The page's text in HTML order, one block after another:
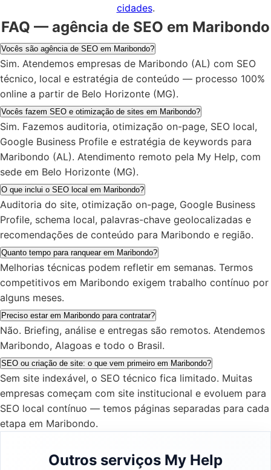
cidades.
FAQ — agência de SEO em Maribondo
Vocês são agência de SEO em Maribondo?
Sim. Atendemos empresas de Maribondo (AL) com SEO
técnico, local e estratégia de conteúdo — processo 100%
online a partir de Belo Horizonte (MG).
Vocês fazem SEO e otimização de sites em Maribondo?
Sim. Fazemos auditoria, otimização on-page, SEO local,
Google Business Profile e estratégia de keywords para
Maribondo (AL). Atendimento remoto pela My Help, com
sede em Belo Horizonte (MG).
O que inclui o SEO local em Maribondo?
Auditoria do site, otimização on-page, Google Business
Profile, schema local, palavras-chave geolocalizadas e
recomendações de conteúdo para Maribondo e região.
Quanto tempo para ranquear em Maribondo?
Melhorias técnicas podem refletir em semanas. Termos
competitivos em Maribondo exigem trabalho contínuo por
alguns meses.
Preciso estar em Maribondo para contratar?
Não. Briefing, análise e entregas são remotos. Atendemos
Maribondo, Alagoas e todo o Brasil.
SEO ou criação de site: o que vem primeiro em Maribondo?
Sem site indexável, o SEO técnico fica limitado. Muitas
empresas começam com site institucional e evoluem para
SEO local contínuo — temos páginas separadas para cada
etapa em Maribondo.
Outros serviços My Help